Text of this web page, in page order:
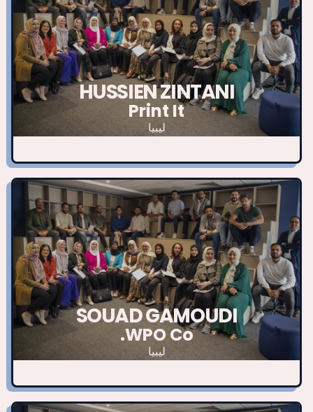
HUSSIEN ZINTANI
Print It
ليبيا
SOUAD GAMOUDI
WPO Co.
ليبيا